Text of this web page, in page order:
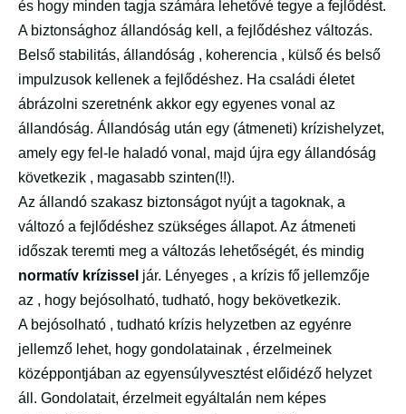
és hogy minden tagja számára lehetővé tegye a fejlődést.
A biztonsághoz állandóság kell, a fejlődéshez változás.
Belső stabilitás, állandóság , koherencia , külső és belső
impulzusok kellenek a fejlődéshez. Ha családi életet
ábrázolni szeretnénk akkor egy egyenes vonal az
állandóság. Állandóság után egy (átmeneti) krízishelyzet,
amely egy fel-le haladó vonal, majd újra egy állandóság
következik , magasabb szinten(!!).
Az állandó szakasz biztonságot nyújt a tagoknak, a
változó a fejlődéshez szükséges állapot. Az átmeneti
időszak teremti meg a változás lehetőségét, és mindig
normatív krízissel jár. Lényeges , a krízis fő jellemzője
az , hogy bejósolható, tudható, hogy bekövetkezik.
A bejósolható , tudható krízis helyzetben az egyénre
jellemző lehet, hogy gondolatainak , érzelmeinek
középpontjában az egyensúlyvesztést előidéző helyzet
áll. Gondolatait, érzelmeit egyáltalán nem képes